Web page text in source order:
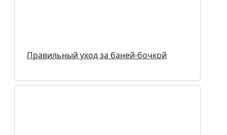
Правильный уход за баней-бочкой